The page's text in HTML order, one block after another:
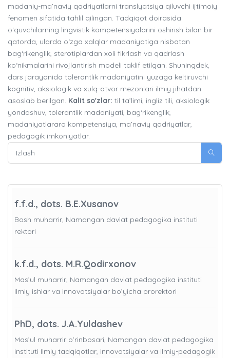
madaniy-ma’naviy qadriyatlarni translyatsiya qiluvchi ijtimoiy
fenomen sifatida tahlil qilingan. Tadqiqot doirasida
o‘quvchilarning lingvistik kompetensiyalarini oshirish bilan bir
qatorda, ularda o‘zga xalqlar madaniyatiga nisbatan
bag‘rikenglik, sterotiplardan xoli fikrlash va qadrlash
ko‘nikmalarini rivojlantirish modeli taklif etilgan. Shuningdek,
dars jarayonida tolerantlik madaniyatini yuzaga keltiruvchi
kognitiv, aksiologik va xulq-atvor mezonlari ilmiy jihatdan
asoslab berilgan. Kalit so'zlar: til ta’limi, ingliz tili, aksiologik
yondashuv, tolerantlik madaniyati, bag‘rikenglik,
madaniyatlararo kompetensiya, ma’naviy qadriyatlar,
pedagogik imkoniyatlar.
f.f.d., dots. B.E.Xusanov
Bosh muharrir, Namangan davlat pedagogika instituti
rektori
k.f.d., dots. M.R.Qodirxonov
Mas’ul muharrir, Namangan davlat pedagogika instituti
Ilmiy ishlar va innovatsiyalar bo’yicha prorektori
PhD, dots. J.A.Yuldashev
Mas’ul muharrir o’rinbosari, Namangan davlat pedagogika
instituti Ilmiy tadqiqotlar, innovatsiyalar va ilmiy-pedagogik